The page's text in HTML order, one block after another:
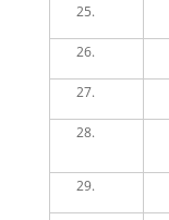
25.
26.
27.
28.
29.